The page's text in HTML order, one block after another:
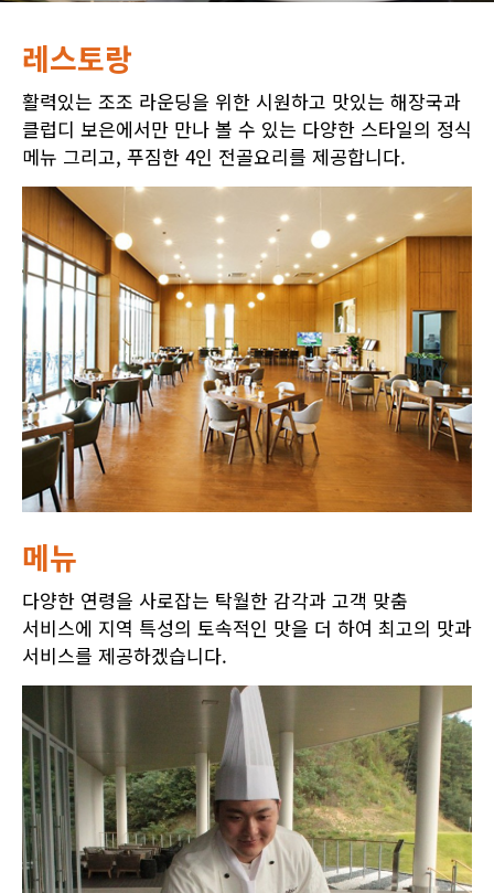
레스토랑
활력있는 조조 라운딩을 위한 시원하고 맛있는 해장국과
클럽디 보은에서만 만나 볼 수 있는 다양한 스타일의 정식
메뉴 그리고, 푸짐한 4인 전골요리를 제공합니다.
메뉴
다양한 연령을 사로잡는 탁월한 감각과 고객 맞춤
서비스에 지역 특성의 토속적인 맛을 더 하여 최고의 맛과
서비스를 제공하겠습니다.